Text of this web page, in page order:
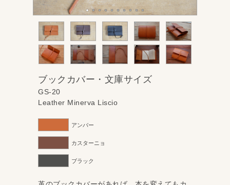
ブックカバー・文庫サイズ
GS-20
Leather Minerva Liscio
アンバー
カスターニョ
ブラック